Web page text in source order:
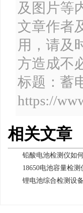
及图片等
文章作者
用，请及
方造成不
标题：蓄
https://
相关文章
铅酸电池检测仪如
18650电池容量检
锂电池综合检测设